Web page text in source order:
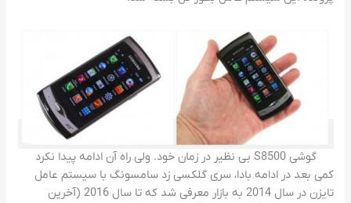
گوشی S8500 بی نظیر در زمان خود. ولی راه آن ادامه پیدا نکرد
کمی بعد در ادامه بادا، سری گلکسی زد سامسونگ با سیستم عامل
تایزن در سال 2014 به بازار معرفی شد که تا سال 2016 (آخرین